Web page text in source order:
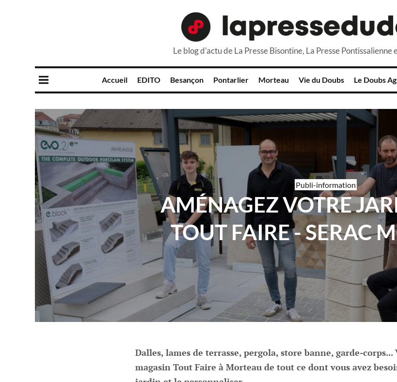
Le blog d'actu de La Presse Bisontine, La Presse
Accueil EDITO Besançon Pontarlier Morteau Vie du Doubs Le Doubs
Publi-information
AMÉNAGEZ VOTRE
TOUT FAIRE - SERAC
Dalles, lames de terrasse, pergola, store banne, garde-corps...
magasin Tout Faire à Morteau de tout ce dont vous avez